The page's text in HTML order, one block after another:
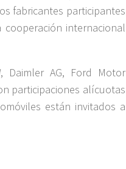
fabricantes participantes
internacional
Daimler AG, Ford Motor
participaciones alícuotas
están invitados a